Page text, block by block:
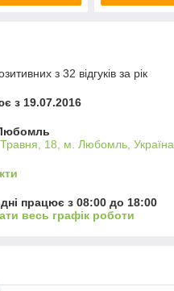
з 32 відгуків за рік
з 19.07.2016
18, м. Любомль, Україна
працює з 08:00 до 18:00
весь графік роботи